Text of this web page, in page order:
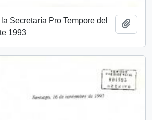
Secretaría Pro Tempore del
1993